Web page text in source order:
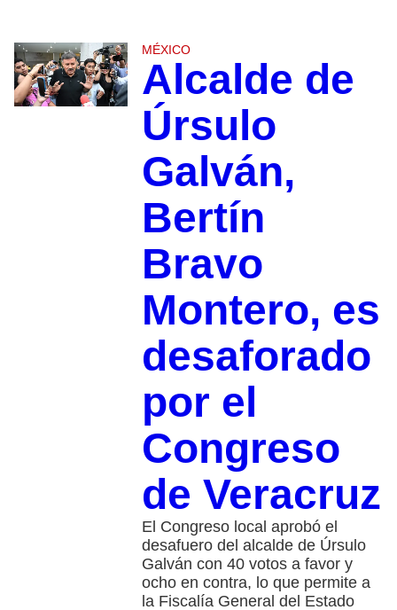
MÉXICO
Alcalde de
Úrsulo
Galván,
Bertín
Bravo
Montero, es
desaforado
por el
Congreso
de Veracruz
El Congreso local aprobó el
desafuero del alcalde de Úrsulo
Galván con 40 votos a favor y
ocho en contra, lo que permite a
la Fiscalía General del Estado